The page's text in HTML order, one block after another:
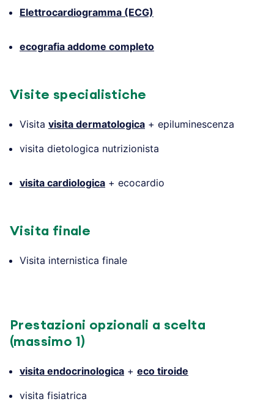
Elettrocardiogramma (ECG)
ecografia addome completo
Visite specialistiche
Visita visita dermatologica + epiluminescenza
visita dietologica nutrizionista
visita cardiologica + ecocardio
Visita finale
Visita internistica finale
Prestazioni opzionali a scelta
(massimo 1)
visita endocrinologica + eco tiroide
visita fisiatrica